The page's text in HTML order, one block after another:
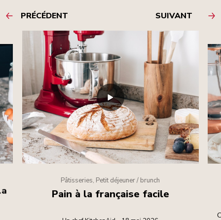
PRÉCÉDENT SUIVANT
Pâtisseries, Petit déjeuner / brunch
Pain à la française facile